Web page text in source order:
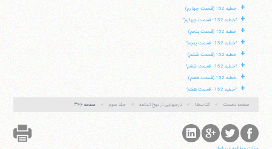
+ خطبه 152 (قسمت چهارم)
+ "خطبه 152 - قسمت چهارم"
+ خطبه 152 (قسمت پنجم)
+ "خطبه 152 - قسمت پنجم"
+ خطبه 152 (قسمت ششم)
+ "خطبه 152 - قسمت ششم"
+ خطبه 152 (قسمت هفتم)
+ "خطبه 152 - قسمت هفتم"
صفحه نخست کتاب‌ها درسهایی از نهج البلاغه جلد سوم صفحه ۳۴۶